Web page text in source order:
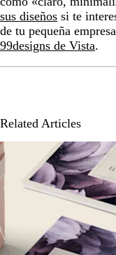
sus diseños si te
de tu pequeña
99designs de Vista.
Related Articles